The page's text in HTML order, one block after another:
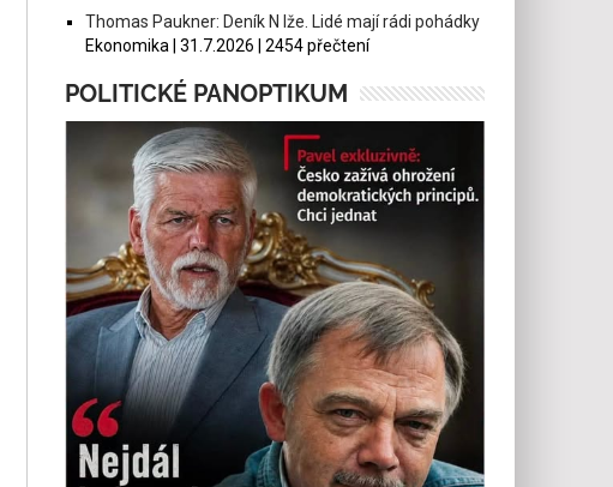
Thomas Paukner: Deník N lže. Lidé mají rádi pohádky
Ekonomika | 31.7.2026 | 2454 přečtení
POLITICKÉ PANOPTIKUM